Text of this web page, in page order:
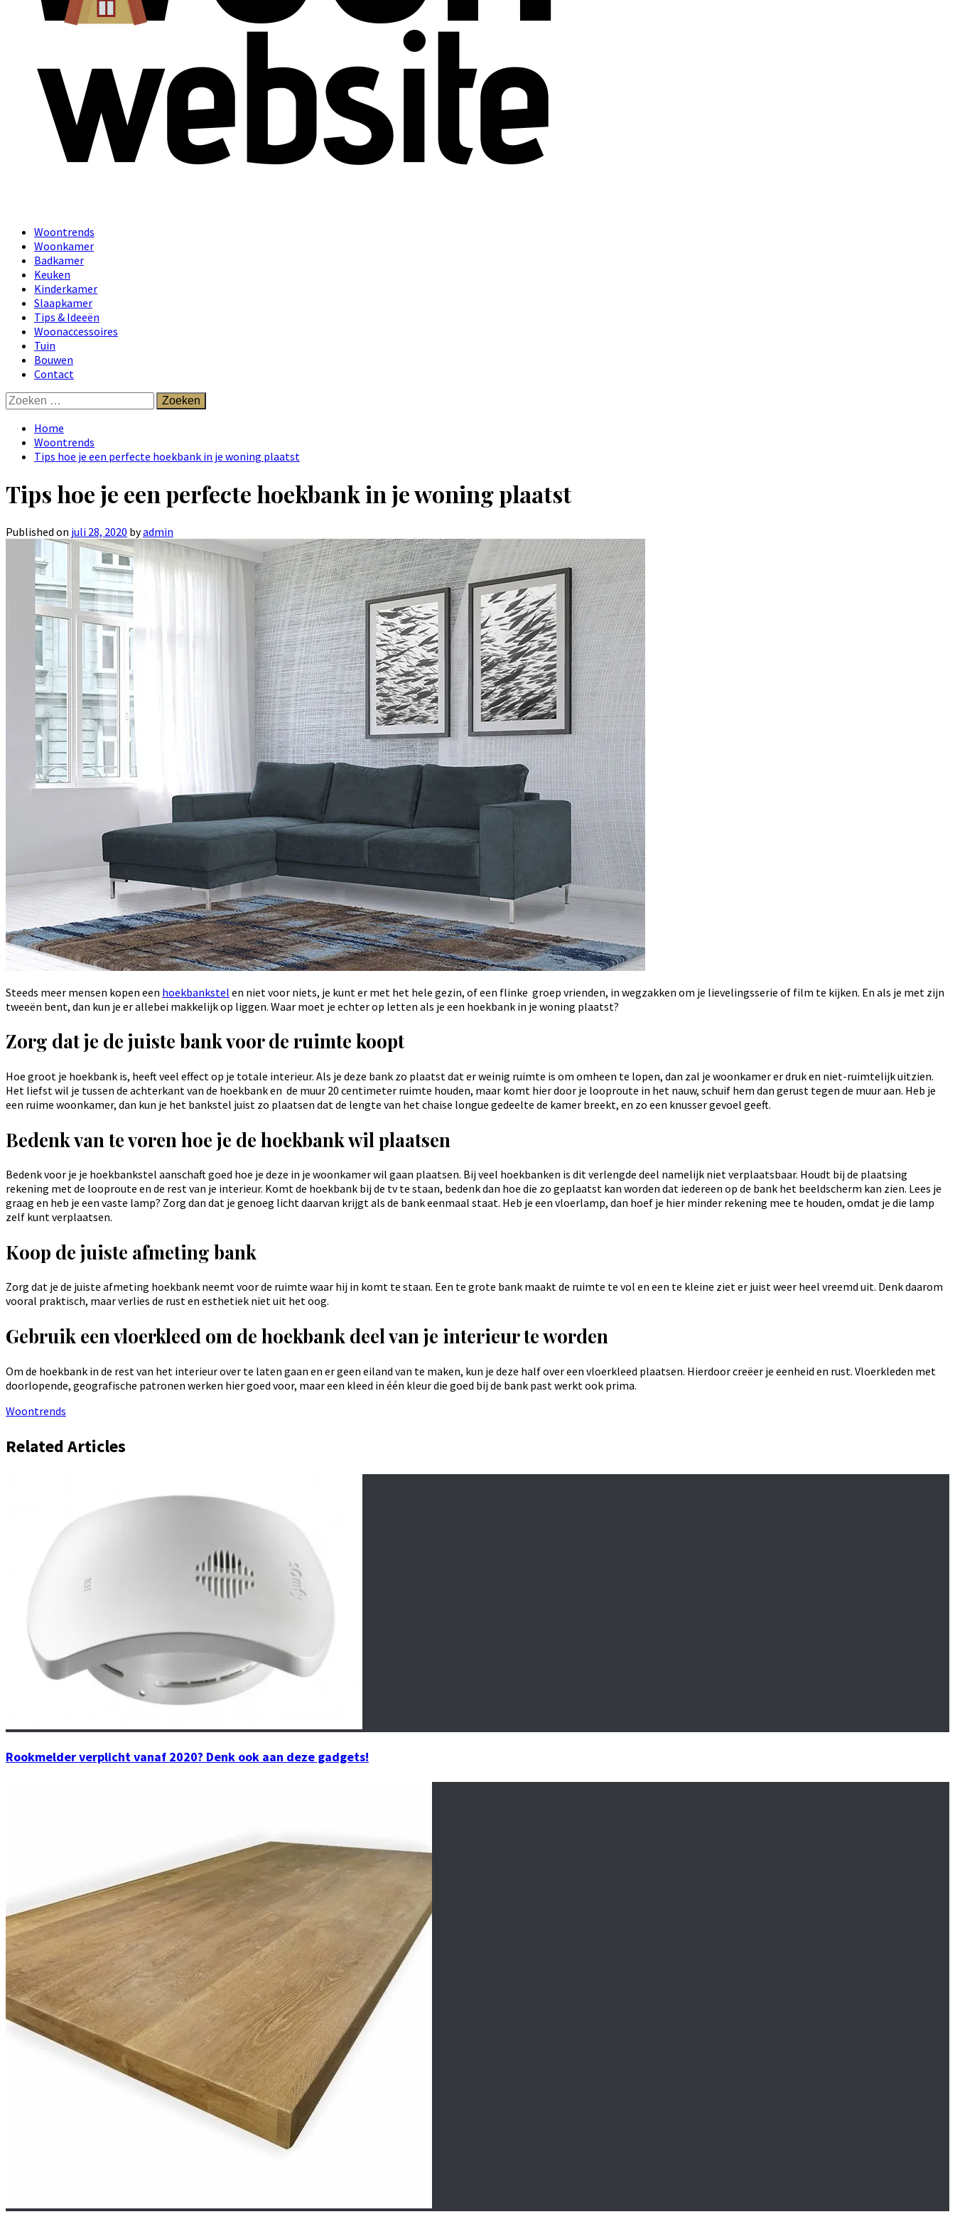
Primary
Menu
Woontrends
Woonkamer
Badkamer
Keuken
Kinderkamer
Slaapkamer
Tips & Ideeën
Woonaccessoires
Tuin
Bouwen
Contact
Zoeken
naar:
Home
Woontrends
Tips hoe je een perfecte hoekbank in je woning plaatst
Tips hoe je een perfecte hoekbank in je woning plaatst
Published on juli 28, 2020 byadmin
Steeds meer mensen kopen een hoekbankstel en niet voor niets, je kunt er met het hele gezin, of een flinke groep vrienden, in wegzakken om je lievelingsserie of film te kijken. En als je met zijn
tweeën bent, dan kun je er allebei makkelijk op liggen. Waar moet je echter op letten als je een hoekbank in je woning plaatst?
Zorg dat je de juiste bank voor de ruimte koopt
Hoe groot je hoekbank is, heeft veel effect op je totale interieur. Als je deze bank zo plaatst dat er weinig ruimte is om omheen te lopen, dan zal je woonkamer er druk en niet-ruimtelijk uitzien.
Het liefst wil je tussen de achterkant van de hoekbank en de muur 20 centimeter ruimte houden, maar komt hier door je looproute in het nauw, schuif hem dan gerust tegen de muur aan. Heb je
een ruime woonkamer, dan kun je het bankstel juist zo plaatsen dat de lengte van het chaise longue gedeelte de kamer breekt, en zo een knusser gevoel geeft.
Bedenk van te voren hoe je de hoekbank wil plaatsen
Bedenk voor je je hoekbankstel aanschaft goed hoe je deze in je woonkamer wil gaan plaatsen. Bij veel hoekbanken is dit verlengde deel namelijk niet verplaatsbaar. Houdt bij de plaatsing
rekening met de looproute en de rest van je interieur. Komt de hoekbank bij de tv te staan, bedenk dan hoe die zo geplaatst kan worden dat iedereen op de bank het beeldscherm kan zien. Lees je
graag en heb je een vaste lamp? Zorg dan dat je genoeg licht daarvan krijgt als de bank eenmaal staat. Heb je een vloerlamp, dan hoef je hier minder rekening mee te houden, omdat je die lamp
zelf kunt verplaatsen.
Koop de juiste afmeting bank
Zorg dat je de juiste afmeting hoekbank neemt voor de ruimte waar hij in komt te staan. Een te grote bank maakt de ruimte te vol en een te kleine ziet er juist weer heel vreemd uit. Denk daarom
vooral praktisch, maar verlies de rust en esthetiek niet uit het oog.
Gebruik een vloerkleed om de hoekbank deel van je interieur te worden
Om de hoekbank in de rest van het interieur over te laten gaan en er geen eiland van te maken, kun je deze half over een vloerkleed plaatsen. Hierdoor creëer je eenheid en rust. Vloerkleden met
doorlopende, geografische patronen werken hier goed voor, maar een kleed in één kleur die goed bij de bank past werkt ook prima.
Woontrends
Related Articles
Rookmelder verplicht vanaf 2020? Denk ook aan deze gadgets!